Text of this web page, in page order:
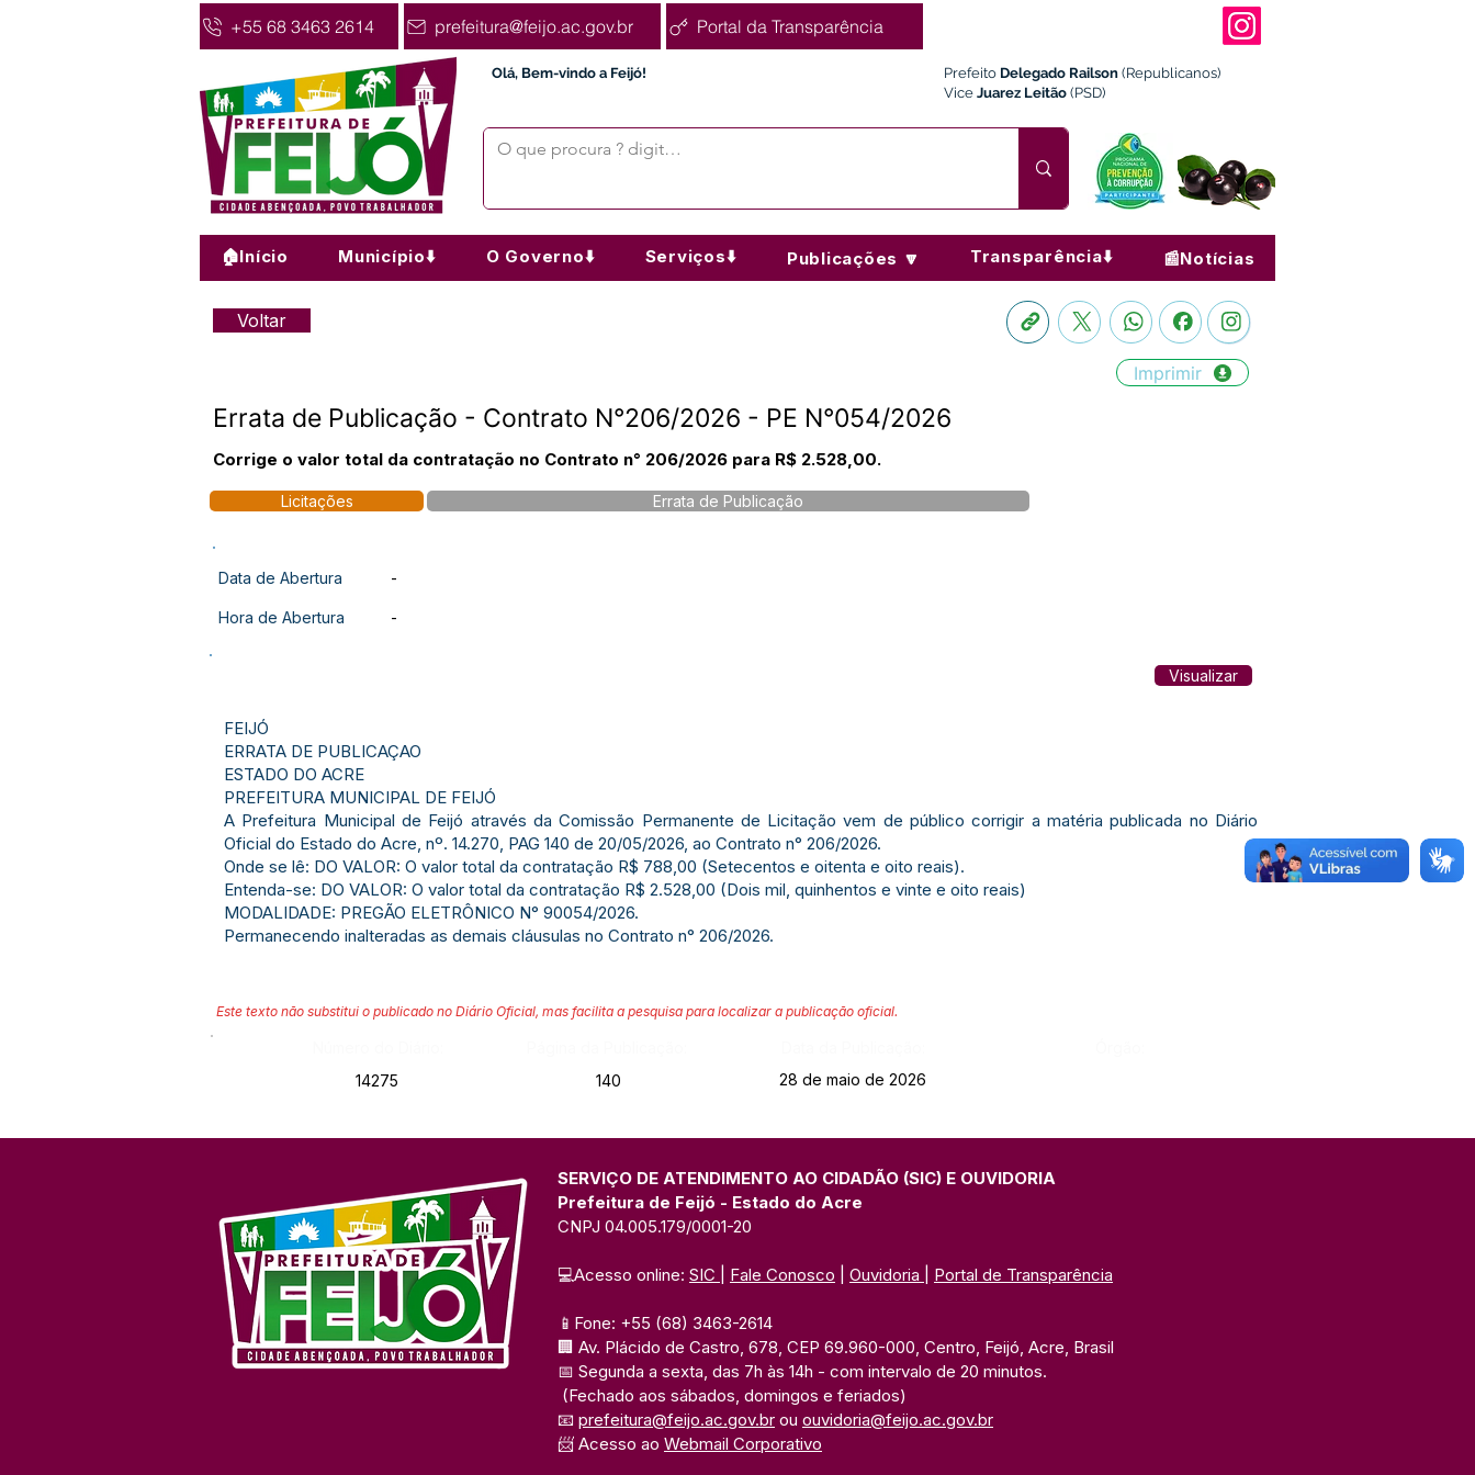
+55 68 3463 2614 prefeitura@feijo.ac.gov.br Portal da Transparência
Olá, Bem-vindo a Feijó! Prefeito Delegado Railson (Republicanos)
Vice Juarez Leitão (PSD)
🏠Início Município⬇️ O Governo⬇️ Serviços⬇️ Publicações 🔽 Transparência⬇️ 📰Notícias
Voltar
Imprimir
Errata de Publicação - Contrato N°206/2026 - PE N°054/2026
Corrige o valor total da contratação no Contrato n° 206/2026 para R$ 2.528,00.
Licitações Errata de Publicação
Data de Abertura -
Hora de Abertura -
Visualizar
FEIJÓ
ERRATA DE PUBLICAÇAO
ESTADO DO ACRE
PREFEITURA MUNICIPAL DE FEIJÓ
A Prefeitura Municipal de Feijó através da Comissão Permanente de Licitação vem de público corrigir a matéria publicada no Diário
Oficial do Estado do Acre, nº. 14.270, PAG 140 de 20/05/2026, ao Contrato n° 206/2026.
Onde se lê: DO VALOR: O valor total da contratação R$ 788,00 (Setecentos e oitenta e oito reais).
Entenda-se: DO VALOR: O valor total da contratação R$ 2.528,00 (Dois mil, quinhentos e vinte e oito reais)
MODALIDADE: PREGÃO ELETRÔNICO N° 90054/2026.
Permanecendo inalteradas as demais cláusulas no Contrato n° 206/2026.
Este texto não substitui o publicado no Diário Oficial, mas facilita a pesquisa para localizar a publicação oficial.
14275
140 28 de maio de 2026
SERVIÇO DE ATENDIMENTO AO CIDADÃO (SIC) E OUVIDORIA
Prefeitura de Feijó - Estado do Acre
CNPJ 04.005.179/0001-20
💻Acesso online: SIC Fale Conosco Ouvidoria Portal de Transparência
📱Fone: +55 (68) 3463-2614
🏢 Av. Plácido de Castro, 678, CEP 69.960-000, Centro, Feijó, Acre, Brasil
📅 Segunda a sexta, das 7h às 14h - com intervalo de 20 minutos.
(Fechado aos sábados, domingos e feriados)
📧 prefeitura@feijo.ac.gov.br ou ouvidoria@feijo.ac.gov.br
📨 Acesso ao Webmail Corporativo